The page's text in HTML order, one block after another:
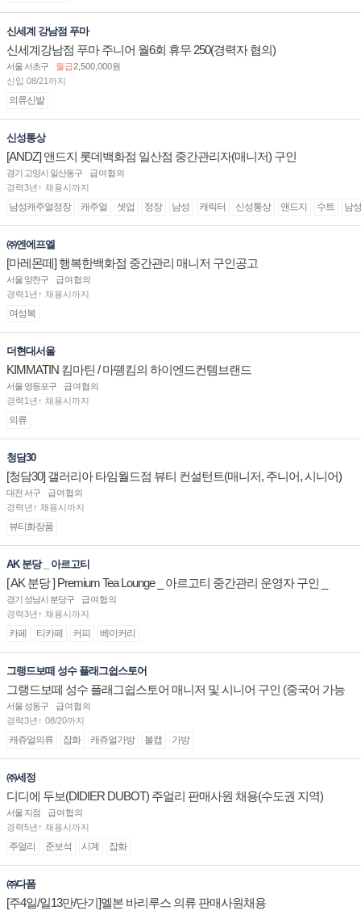
신세계 강남점 푸마
신세계강남점 푸마 주니어 월6회 휴무 250(경력자 협의)
서울 서초구 월급2,500,000원
신입 08/21까지
의류신발
신성통상
[ANDZ] 앤드지 롯데백화점 일산점 중간관리자(매니저) 구인
경기 고양시 일산동구
급여협의
경력3년↑ 채용시까지
남성캐주얼정장 캐주얼 셋업 정장 남성 캐릭터 신성통상 앤드지 수트 남
㈜엔에프엘
[마레몬떼] 행복한백화점 중간관리 매니저 구인공고
서울 양천구
급여협의
경력1년↑ 채용시까지
여성복
더현대서울
KIMMATIN 킴마틴 / 마뗑킴의 하이엔드컨템브랜드
서울 영등포구
급여협의
경력1년↑ 채용시까지
의류
청담30
[청담30] 갤러리아 타임월드점 뷰티 컨설턴트(매니저, 주니어, 시니어)
채용
대전 서구
급여협의
경력년↑ 채용시까지
뷰티화장품
AK 분당 _ 아르고티
[ AK 분당 ] Premium Tea Lounge _ 아르고티 중간관리 운영자 구인 _
경기 성남시 분당구
급여협의
경력3년↑ 채용시까지
카페 티카페 커피 베이커리
그랭드보떼 성수 플래그쉽스토어
그랭드보떼 성수 플래그쉽스토어 매니저 및 시니어 구인 (중국어 가능
자)
서울 성동구
급여협의
경력3년↑ 08/20까지
캐쥬얼의류 잡화 캐쥬얼가방 볼캡 가방
㈜세정
디디에 두보(DIDIER DUBOT) 주얼리 판매사원 채용(수도권 지역)
서울 지점
급여협의
경력5년↑ 채용시까지
주얼리 준보석 시계 잡화
㈜다폼
[주4일/일13만/단기]멜본 바리루스 의류 판매사원채용